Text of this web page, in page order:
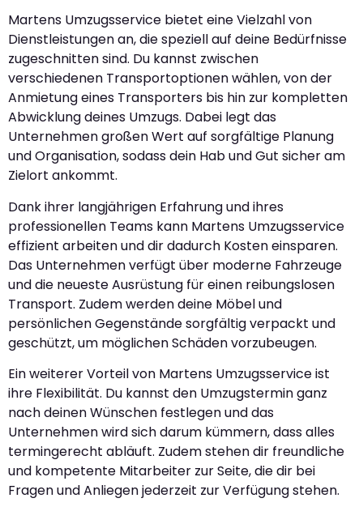
Martens Umzugsservice bietet eine Vielzahl von
Dienstleistungen an, die speziell auf deine Bedürfnisse
zugeschnitten sind. Du kannst zwischen
verschiedenen Transportoptionen wählen, von der
Anmietung eines Transporters bis hin zur kompletten
Abwicklung deines Umzugs. Dabei legt das
Unternehmen großen Wert auf sorgfältige Planung
und Organisation, sodass dein Hab und Gut sicher am
Zielort ankommt.
Dank ihrer langjährigen Erfahrung und ihres
professionellen Teams kann Martens Umzugsservice
effizient arbeiten und dir dadurch Kosten einsparen.
Das Unternehmen verfügt über moderne Fahrzeuge
und die neueste Ausrüstung für einen reibungslosen
Transport. Zudem werden deine Möbel und
persönlichen Gegenstände sorgfältig verpackt und
geschützt, um möglichen Schäden vorzubeugen.
Ein weiterer Vorteil von Martens Umzugsservice ist
ihre Flexibilität. Du kannst den Umzugstermin ganz
nach deinen Wünschen festlegen und das
Unternehmen wird sich darum kümmern, dass alles
termingerecht abläuft. Zudem stehen dir freundliche
und kompetente Mitarbeiter zur Seite, die dir bei
Fragen und Anliegen jederzeit zur Verfügung stehen.